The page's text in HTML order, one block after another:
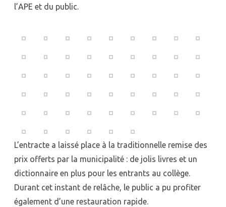
l’APE et du public.
L’entracte a laissé place à la traditionnelle remise des
prix offerts par la municipalité : de jolis livres et un
dictionnaire en plus pour les entrants au collège.
Durant cet instant de relâche, le public a pu profiter
également d’une restauration rapide.